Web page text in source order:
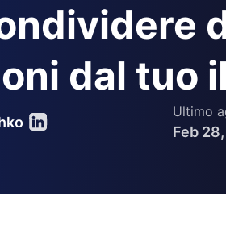
Supporto
Readdle per l’istruzione
Centro protezione
dal tuo
Ultimo
Feb